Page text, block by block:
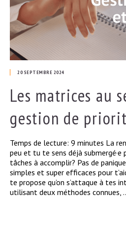
20 SEPTEMBRE 2024
Les matrices au
gestion de
Temps de lecture: 9 minutes La
peu et tu te sens déjà submergé·e
tâches à accomplir? Pas de
simples et super efficaces pour
te propose qu’on s’attaque à tes
utilisant deux méthodes connues,